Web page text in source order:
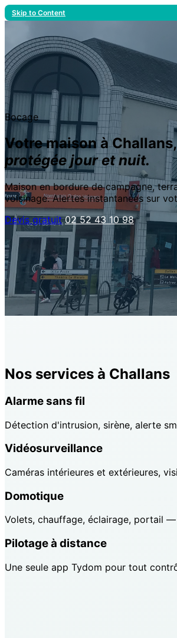
Skip to Content
Bocage
Votre maison à Challans,
protégée jour et nuit.
Maison en bordure de campagne,
voisinage. Alertes instantanées sur
Devis gratuit 02 52 43 10 98
Nos services à Challans
Alarme sans fil
Détection d'intrusion, sirène, alerte
Vidéosurveillance
Caméras intérieures et extérieures,
Domotique
Volets, chauffage, éclairage, portail
Pilotage à distance
Une seule app Tydom pour tout